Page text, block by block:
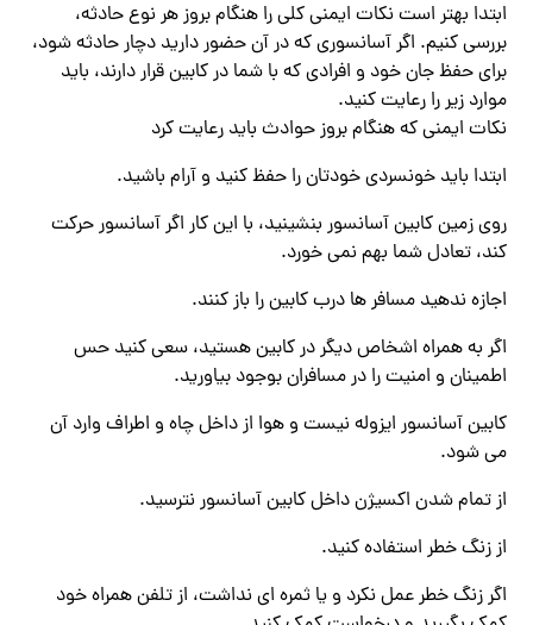
ابتدا بهتر است نکات ایمنی کلی را هنگام بروز هر نوع حادثه،
بررسی کنیم. اگر آسانسوری که در آن حضور دارید دچار حادثه شود،
برای حفظ جان خود و افرادی که با شما در کابین قرار دارند، باید
موارد زیر را رعایت کنید.
نکات ایمنی که هنگام بروز حوادث باید رعایت کرد
ابتدا باید خونسردی خودتان را حفظ کنید و آرام باشید.
روی زمین کابین آسانسور بنشینید، با این کار اگر آسانسور حرکت
کند، تعادل شما بهم نمی خورد.
اجازه ندهید مسافر ها درب کابین را باز کنند.
اگر به همراه اشخاص دیگر در کابین هستید، سعی کنید حس
اطمینان و امنیت را در مسافران بوجود بیاورید.
کابین آسانسور ایزوله نیست و هوا از داخل چاه و اطراف وارد آن
می شود.
از تمام شدن اکسیژن داخل کابین آسانسور نترسید.
از زنگ خطر استفاده کنید.
اگر زنگ خطر عمل نکرد و یا ثمره ای نداشت، از تلفن همراه خود